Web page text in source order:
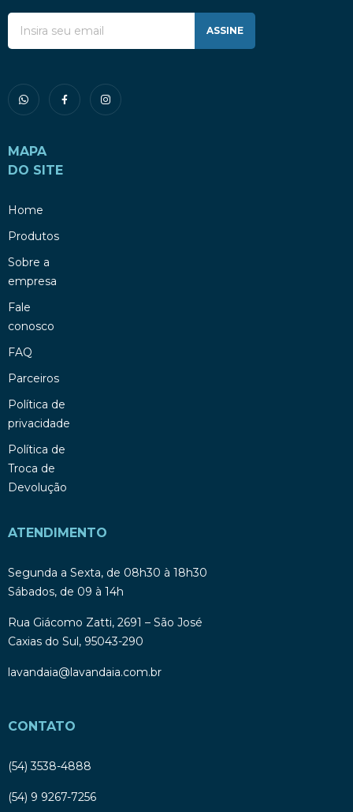
ASSINE
MAPA
DO SITE
Home
Produtos
Sobre a
empresa
Fale
conosco
FAQ
Parceiros
Política de
privacidade
Política de
Troca de
Devolução
ATENDIMENTO
Segunda a Sexta, de 08h30 à 18h30
Sábados, de 09 à 14h
Rua Giácomo Zatti, 2691 – São José
Caxias do Sul, 95043-290
lavandaia@lavandaia.com.br
CONTATO
(54) 3538-4888
(54) 9 9267-7256